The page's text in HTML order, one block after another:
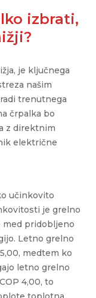
izbrati,
je ključnega
našim
trenutnega
črpalka bo
z direktnim
električne
učinkovito
je grelno
med pridobljeno
Letno grelno
medtem ko
letno grelno
4,00, to